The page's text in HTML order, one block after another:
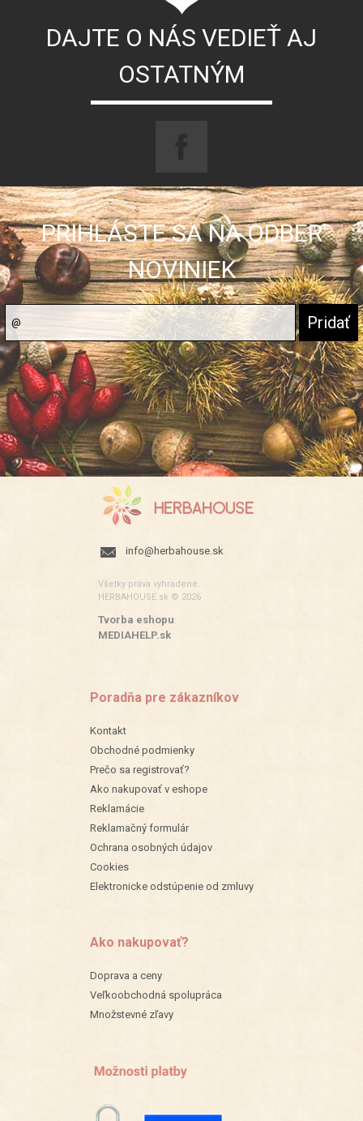
DAJTE O NÁS VEDIEŤ AJ
OSTATNÝM
PRIHLÁSTE SA NA ODBER
NOVINIEK
info@herbahouse.sk
Všetky práva vyhradené.
HERBAHOUSE.sk © 2026
Tvorba eshopu:
MEDIAHELP.sk
Poradňa pre zákazníkov
Kontakt
Obchodné podmienky
Prečo sa registrovať?
Ako nakupovať v eshope
Reklamácie
Reklamačný formulár
Ochrana osobných údajov
Cookies
Elektronicke odstúpenie od zmluvy
Ako nakupovať?
Doprava a ceny
Veľkoobchodná spolupráca
Množstevné zľavy